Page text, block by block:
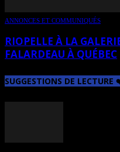
ANNONCES ET COMMUNIQUÉS
RIOPELLE À LA
FALARDEAU À QUÉBEC
SUGGESTIONS DE LECTURE